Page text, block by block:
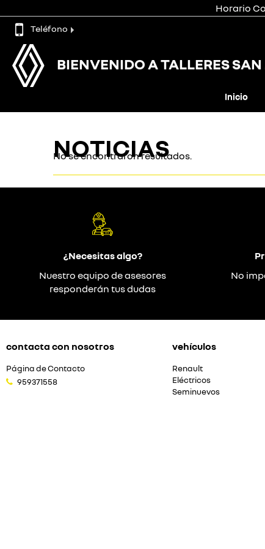
Horario
Teléfono
BIENVENIDO A TALLERES
Inicio
NOTICIAS
No se encontraron resultados.
¿Necesitas algo?
Nuestro equipo de asesores
responderán tus dudas
No
contacta con nosotros
Página de Contacto
959371558
vehículos
Renault
Eléctricos
Seminuevos